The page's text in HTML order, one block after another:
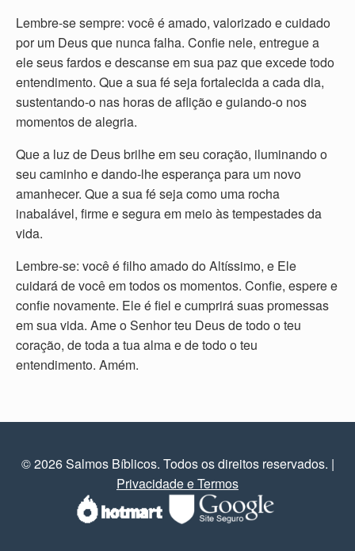
Lembre-se sempre: você é amado, valorizado e cuidado
por um Deus que nunca falha. Confie nele, entregue a
ele seus fardos e descanse em sua paz que excede todo
entendimento. Que a sua fé seja fortalecida a cada dia,
sustentando-o nas horas de aflição e guiando-o nos
momentos de alegria.
Que a luz de Deus brilhe em seu coração, iluminando o
seu caminho e dando-lhe esperança para um novo
amanhecer. Que a sua fé seja como uma rocha
inabalável, firme e segura em meio às tempestades da
vida.
Lembre-se: você é filho amado do Altíssimo, e Ele
cuidará de você em todos os momentos. Confie, espere e
confie novamente. Ele é fiel e cumprirá suas promessas
em sua vida. Ame o Senhor teu Deus de todo o teu
coração, de toda a tua alma e de todo o teu
entendimento. Amém.
© 2026 Salmos Bíblicos. Todos os direitos reservados. |
Privacidade e Termos